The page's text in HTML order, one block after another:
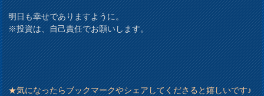
明日も幸せでありますように。
※投資は、自己責任でお願いします。
★気になったらブックマークやシェアしてくださると嬉しいです♪